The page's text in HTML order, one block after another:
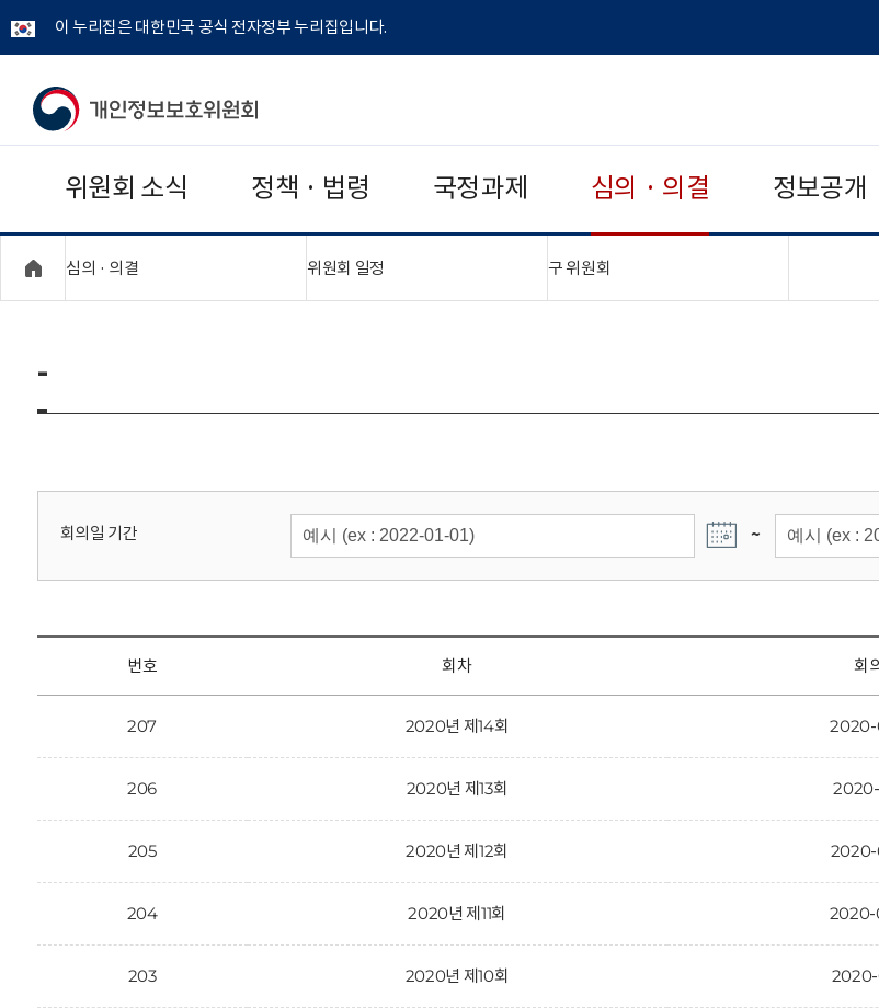
이 누리집은 대한민국 공식 전자정부 누리집입니다.
개
보
보
위
회
위원회 소식 정책 · 법령 국정과제 심의 · 의결 정보공개
심의 · 의결 위원회 일정 구 위원회
-
회의일 기간 ~
번호 회차 회
207 2020년 제14회
206 2020년 제13회
205 2020년 제12회
204 2020년 제11회
203 2020년 제10회